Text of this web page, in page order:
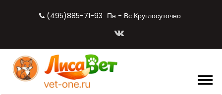
(495)885-71-93 Пн - Вс Круглосуточно